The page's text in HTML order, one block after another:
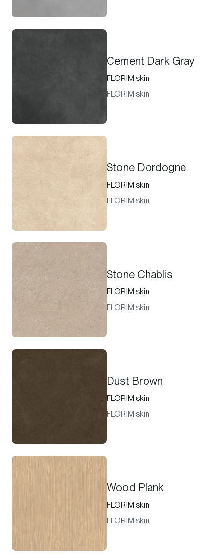
Cement Dark Gray
FLORIM skin
FLORIM skin
Stone Dordogne
FLORIM skin
FLORIM skin
Stone Chablis
FLORIM skin
FLORIM skin
Dust Brown
FLORIM skin
FLORIM skin
Wood Plank
FLORIM skin
FLORIM skin